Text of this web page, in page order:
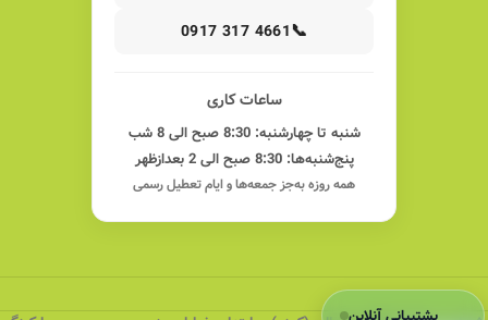
📞
0917 317 4661
ساعات کاری
شنبه تا چهارشنبه: 8:30 صبح الی 8 شب
پنج‌شنبه‌ها: 8:30 صبح الی 2 بعدازظهر
همه روزه به‌جز جمعه‌ها و ایام تعطیل رسمی